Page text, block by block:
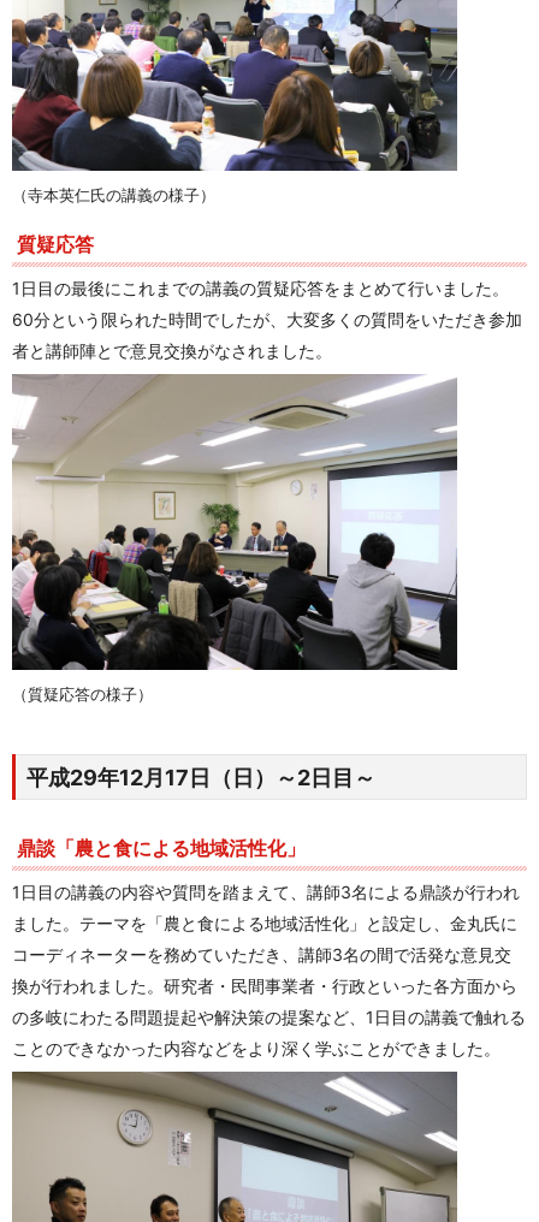
（寺本英仁氏の講義の様子）
質疑応答
1日目の最後にこれまでの講義の質疑応答をまとめて行いました。
60分という限られた時間でしたが、大変多くの質問をいただき参加
者と講師陣とで意見交換がなされました。
（質疑応答の様子）
平成29年12月17日（日）～2日目～
鼎談「農と食による地域活性化」
1日目の講義の内容や質問を踏まえて、講師3名による鼎談が行われ
ました。テーマを「農と食による地域活性化」と設定し、金丸氏に
コーディネーターを務めていただき、講師3名の間で活発な意見交
換が行われました。研究者・民間事業者・行政といった各方面から
の多岐にわたる問題提起や解決策の提案など、1日目の講義で触れる
ことのできなかった内容などをより深く学ぶことができました。